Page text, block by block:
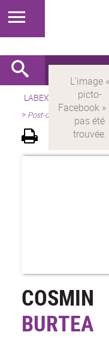
LABEX > LABEX MILYON
> Post-doctorants Milyon
COSMIN
BURTEA